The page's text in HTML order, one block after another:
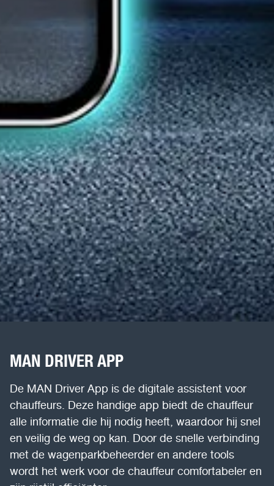
MAN DRIVER APP
De MAN Driver App is de digitale assistent voor
chauffeurs. Deze handige app biedt de chauffeur
alle informatie die hij nodig heeft, waardoor hij snel
en veilig de weg op kan. Door de snelle verbinding
met de wagenparkbeheerder en andere tools
wordt het werk voor de chauffeur comfortabeler en